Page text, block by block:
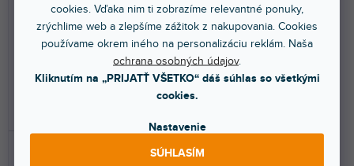
cookies. Vďaka nim ti zobrazíme relevantné ponuky,
zrýchlime web a zlepšíme zážitok z nakupovania. Cookies
používame okrem iného na personalizáciu reklám. Naša
ochrana osobných údajov.
Kliknutím na „PRIJATŤ VŠETKO“ dáš súhlas so všetkými
cookies.
Nastavenie
SÚHLASÍM
61,70 €
1200 / 1210 M3D. Ochráni váš
gramofón a dodá...
61,70 €
Nalepovací skin pre Technics SL-
1200 / 1210 M3D. Ochráni váš
gramofón a dodá...